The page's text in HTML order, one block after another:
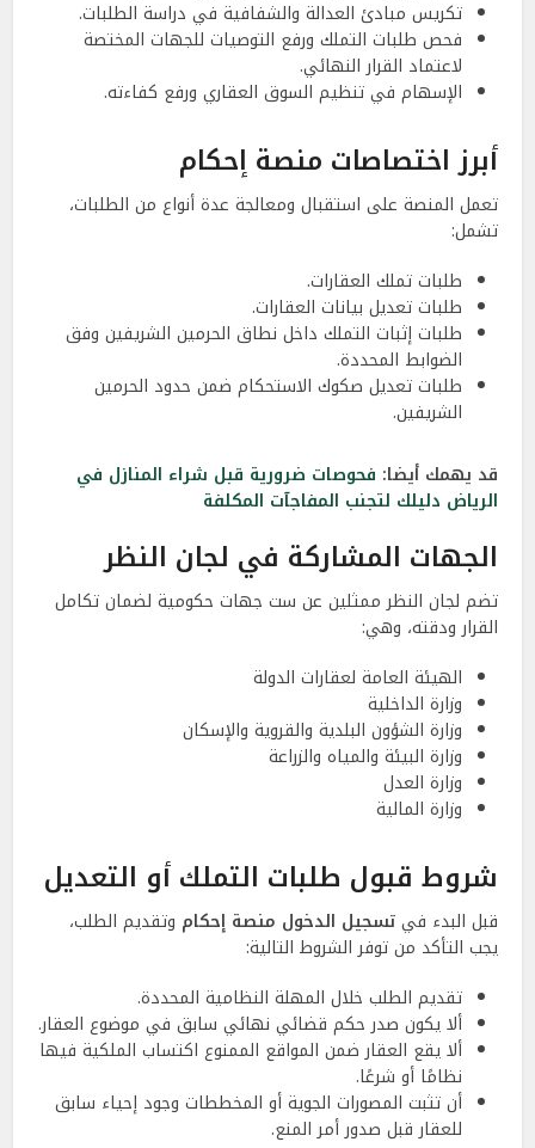
تكريس مبادئ العدالة والشفافية في دراسة الطلبات.
فحص طلبات التملك ورفع التوصيات للجهات المختصة
لاعتماد القرار النهائي.
الإسهام في تنظيم السوق العقاري ورفع كفاءته.
أبرز اختصاصات منصة إحكام
تعمل المنصة على استقبال ومعالجة عدة أنواع من الطلبات،
تشمل:
طلبات تملك العقارات.
طلبات تعديل بيانات العقارات.
طلبات إثبات التملك داخل نطاق الحرمين الشريفين وفق
الضوابط المحددة.
طلبات تعديل صكوك الاستحكام ضمن حدود الحرمين
الشريفين.
قد يهمك أيضا: فحوصات ضرورية قبل شراء المنازل في
الرياض دليلك لتجنب المفاجآت المكلفة
الجهات المشاركة في لجان النظر
تضم لجان النظر ممثلين عن ست جهات حكومية لضمان تكامل
القرار ودقته، وهي:
الهيئة العامة لعقارات الدولة
وزارة الداخلية
وزارة الشؤون البلدية والقروية والإسكان
وزارة البيئة والمياه والزراعة
وزارة العدل
وزارة المالية
شروط قبول طلبات التملك أو التعديل
قبل البدء فيتسجيل الدخول منصة إحكام وتقديم الطلب،
يجب التأكد من توفر الشروط التالية:
تقديم الطلب خلال المهلة النظامية المحددة.
ألا يكون صدر حكم قضائي نهائي سابق في موضوع العقار.
ألا يقع العقار ضمن المواقع الممنوع اكتساب الملكية فيها
نظامًا أو شرعًا.
أن تثبت المصورات الجوية أو المخططات وجود إحياء سابق
للعقار قبل صدور أمر المنع.